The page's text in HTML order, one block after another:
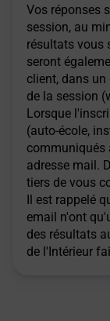
Vos réponses
session, au
résultats vous
seront
client, dans
de la session
Lorsque
(auto-école,
communiqués
adresse mail.
tiers de vous
Il est rappelé
email n'ont
des résultats
de l'Intérieur